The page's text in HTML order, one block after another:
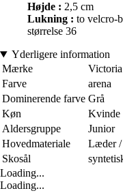
Højde : 2,5 cm
Lukning : to velcro-
størrelse 36
Yderligere information
Mærke
Victoria
Farve
arena
Dominerende farve Grå
Køn
Kvinde
Aldersgruppe
Junior
Hovedmateriale
Læder /
Skosål
Loading...
Loading...